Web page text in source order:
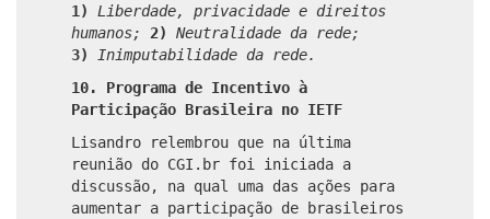
1)
Liberdade, privacidade e direitos
humanos; 2)
Neutralidade da rede;
3)
Inimputabilidade da rede.
10. Programa de Incentivo à
Participação Brasileira no IETF
Lisandro relembrou que na última
reunião do CGI.br foi iniciada a
discussão, na qual uma das ações para
aumentar a participação de brasileiros